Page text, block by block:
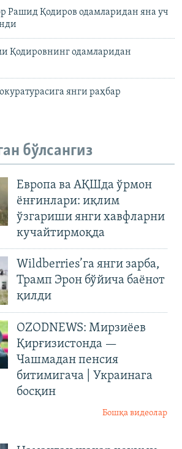
Рашид Қодиров одамларидан яна уч
Қодировнинг одамларидан
янги раҳбар
бўлсангиз
Европа ва АҚШда ўрмон
ёнғинлари: иқлим
ўзгариши янги хавфларни
кучайтирмоқда
Wildberries’га янги зарба,
Трамп Эрон бўйича баёнот
қилди
OZODNEWS: Мирзиёев
Қирғизистонда —
Чашмадан пенсия
битимигача | Украинага
босқин
Бошқа видеолар